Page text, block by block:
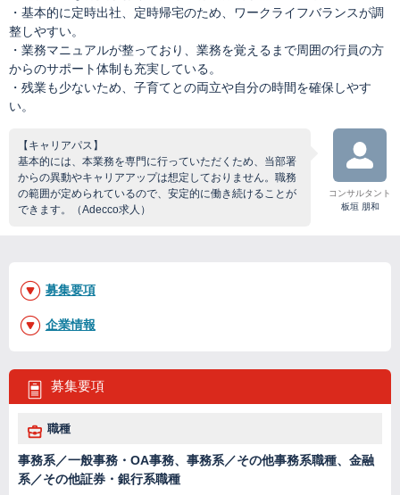
・基本的に定時出社、定時帰宅のため、ワークライフバランスが調
整しやすい。
・業務マニュアルが整っており、業務を覚えるまで周囲の行員の方
からのサポート体制も充実している。
・残業も少ないため、子育てとの両立や自分の時間を確保しやす
い。
【キャリアパス】
基本的には、本業務を専門に行っていただくため、当部署
からの異動やキャリアアップは想定しておりません。職務
の範囲が定められているので、安定的に働き続けることが
できます。（Adecco求人）
コンサルタント
板垣 朋和
募集要項
職種
事務系／一般事務・OA事務、事務系／その他事務系職種、金融
系／その他証券・銀行系職種
募集要項
企業情報